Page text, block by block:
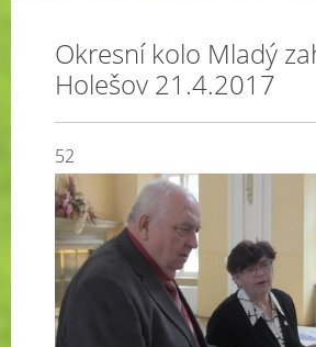
Okresní kolo Mladý
Holešov 21.4.2017
52